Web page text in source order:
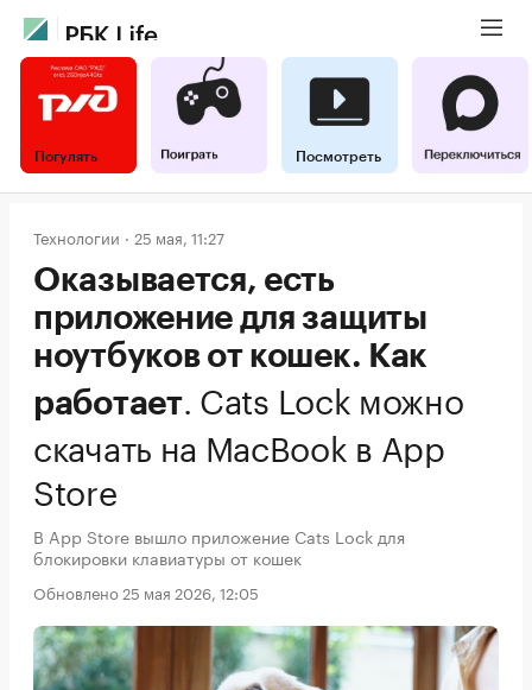
Погулять Посмотреть
Технологии 25 мая, 11:27
Оказывается, есть
приложение для защиты
ноутбуков от кошек. Как
работает. Cats Lock можно
скачать на MacBook в App
Store
В App Store вышло приложение Cats Lock для
блокировки клавиатуры от кошек
Обновлено 25 мая 2026, 12:05